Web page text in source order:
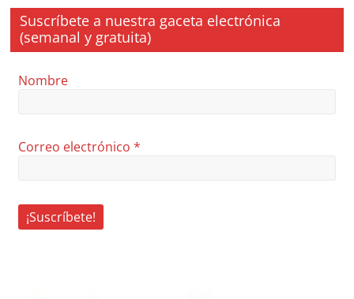
Suscríbete a nuestra gaceta electrónica
(semanal y gratuita)
Nombre
Correo electrónico*